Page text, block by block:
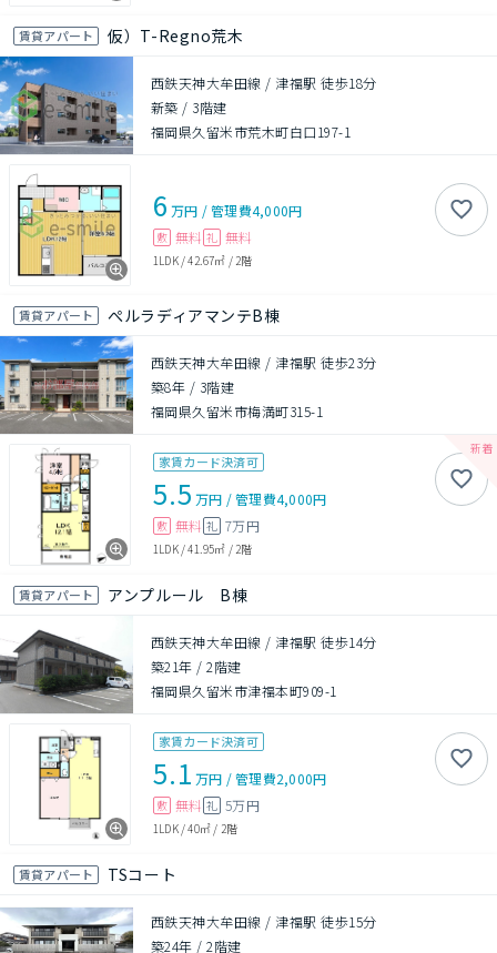
賃貸アパート 仮）T-Regno荒木
西鉄天神大牟田線 / 津福駅 徒歩18分
新築 / 3階建
福岡県久留米市荒木町白口197-1
6 万円 /管理費4,000円
敷 無料 礼 無料
1LDK/42.67㎡ / 2階
賃貸アパート ぺルラディアマンテB棟
西鉄天神大牟田線 / 津福駅 徒歩23分
築8年 / 3階建
福岡県久留米市梅満町315-1
家賃カード決済可
5.5 万円 /管理費4,000円
敷 無料 礼 7万円
1LDK/41.95㎡ /2階
賃貸アパート アンプルール B棟
西鉄天神大牟田線 / 津福駅 徒歩14分
築21年 /2階建
福岡県久留米市津福本町909-1
家賃カード決済可
5.1 万円 /管理費2,000円
敷 無料 礼 5万円
1LDK/40㎡ / 2階
賃貸アパート TSコート
西鉄天神大牟田線 / 津福駅 徒歩15分
築24年 /2階建